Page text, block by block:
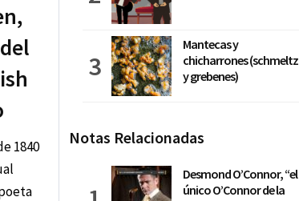
1840
Mantecas y
chicharrones (schmeltz
y grebenes)
Notas Relacionadas
Desmond O’Connor, “el
único O’Connor de la